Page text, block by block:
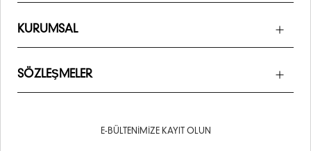
KURUMSAL
SÖZLEŞMELER
E-BÜLTENIMIZE KAYIT OLUN